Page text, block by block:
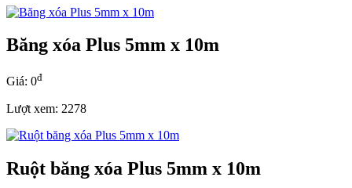
Băng xóa Plus 5mm x 10m
Giá: 0đ
Lượt xem: 2278
Ruột băng xóa Plus 5mm x 10m